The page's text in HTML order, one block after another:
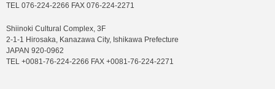
TEL 076-224-2266 FAX 076-224-2271
Shiinoki Cultural Complex, 3F
2-1-1 Hirosaka, Kanazawa City, Ishikawa Prefecture
JAPAN 920-0962
TEL +0081-76-224-2266 FAX +0081-76-224-2271